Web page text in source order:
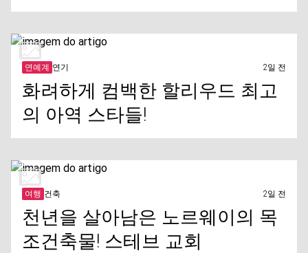
연예계 연기 2일 전
화려하게 컴백한 할리우드 최고
의 아역 스타들!
여행 건축 2일 전
천년을 살아남은 노르웨이의 목
조건축물! 스테브 교회